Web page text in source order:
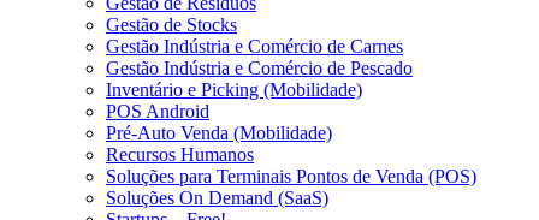
Gestão de Stocks
Gestão Indústria e Comércio de Carnes
Gestão Indústria e Comércio de Pescado
Inventário e Picking (Mobilidade)
POS Android
Pré-Auto Venda (Mobilidade)
Recursos Humanos
Soluções para Terminais Pontos de Venda (POS)
Soluções On Demand (SaaS)